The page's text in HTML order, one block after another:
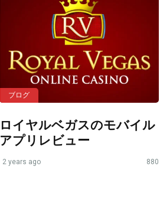
ブログ
ロイヤルベガスのモバイル
アプリレビュー
2 years ago 880